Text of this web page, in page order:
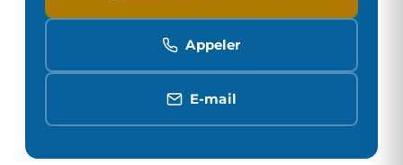
Appeler
E-mail